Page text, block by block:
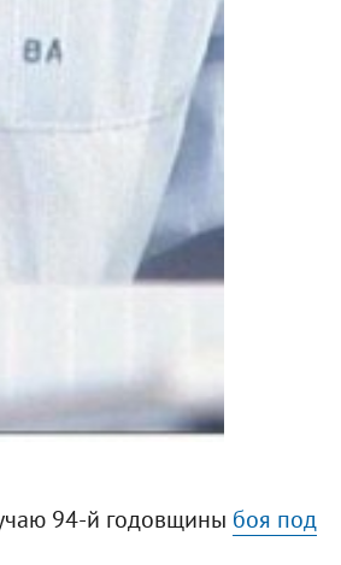
94-й годовщины боя под